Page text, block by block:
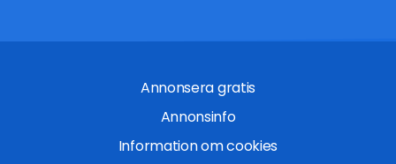
Annonsera gratis
Annonsinfo
Information om cookies